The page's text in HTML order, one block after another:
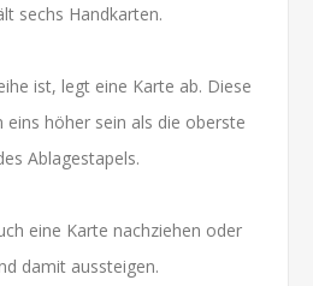
sechs Handkarten.
ist, legt eine Karte ab. Diese
höher sein als die oberste
Ablagestapels.
eine Karte nachziehen oder
damit aussteigen.